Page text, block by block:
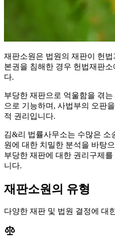
재판소원은 법원의 재판이 헌법
본권을 침해한 경우 헌법재판
다.
부당한 재판으로 억울함을 겪
으로 기능하며, 사법부의 오판
적 권리입니다.
김&리 법률사무소는 수많은 소
원에 대한 치밀한 분석을 바탕
부당한 재판에 대한 권리구제
니다.
재판소원의 유형
다양한 재판 및 법원 결정에 대